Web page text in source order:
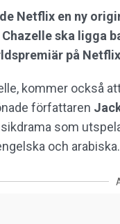
Netflix en ny
ska ligga
på
kommer också
författaren
som
och arabiska.